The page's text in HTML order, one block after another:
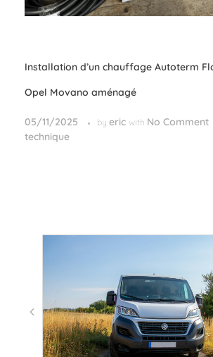
Installation d’un chauffage Autoterm
Opel Movano aménagé
05/11/2025 by eric with No Comment
technique